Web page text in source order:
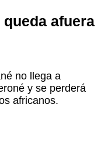
afuera
no llega a
y se perderá
africanos.